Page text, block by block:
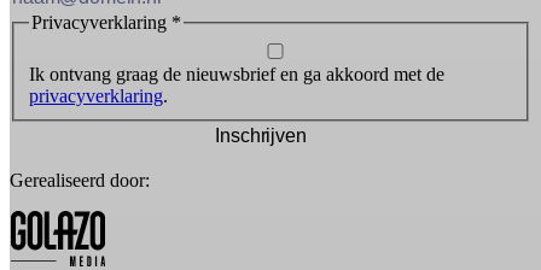
Privacyverklaring *
Ik ontvang graag de nieuwsbrief en ga akkoord met de
privacyverklaring.
Inschrijven
Gerealiseerd door: